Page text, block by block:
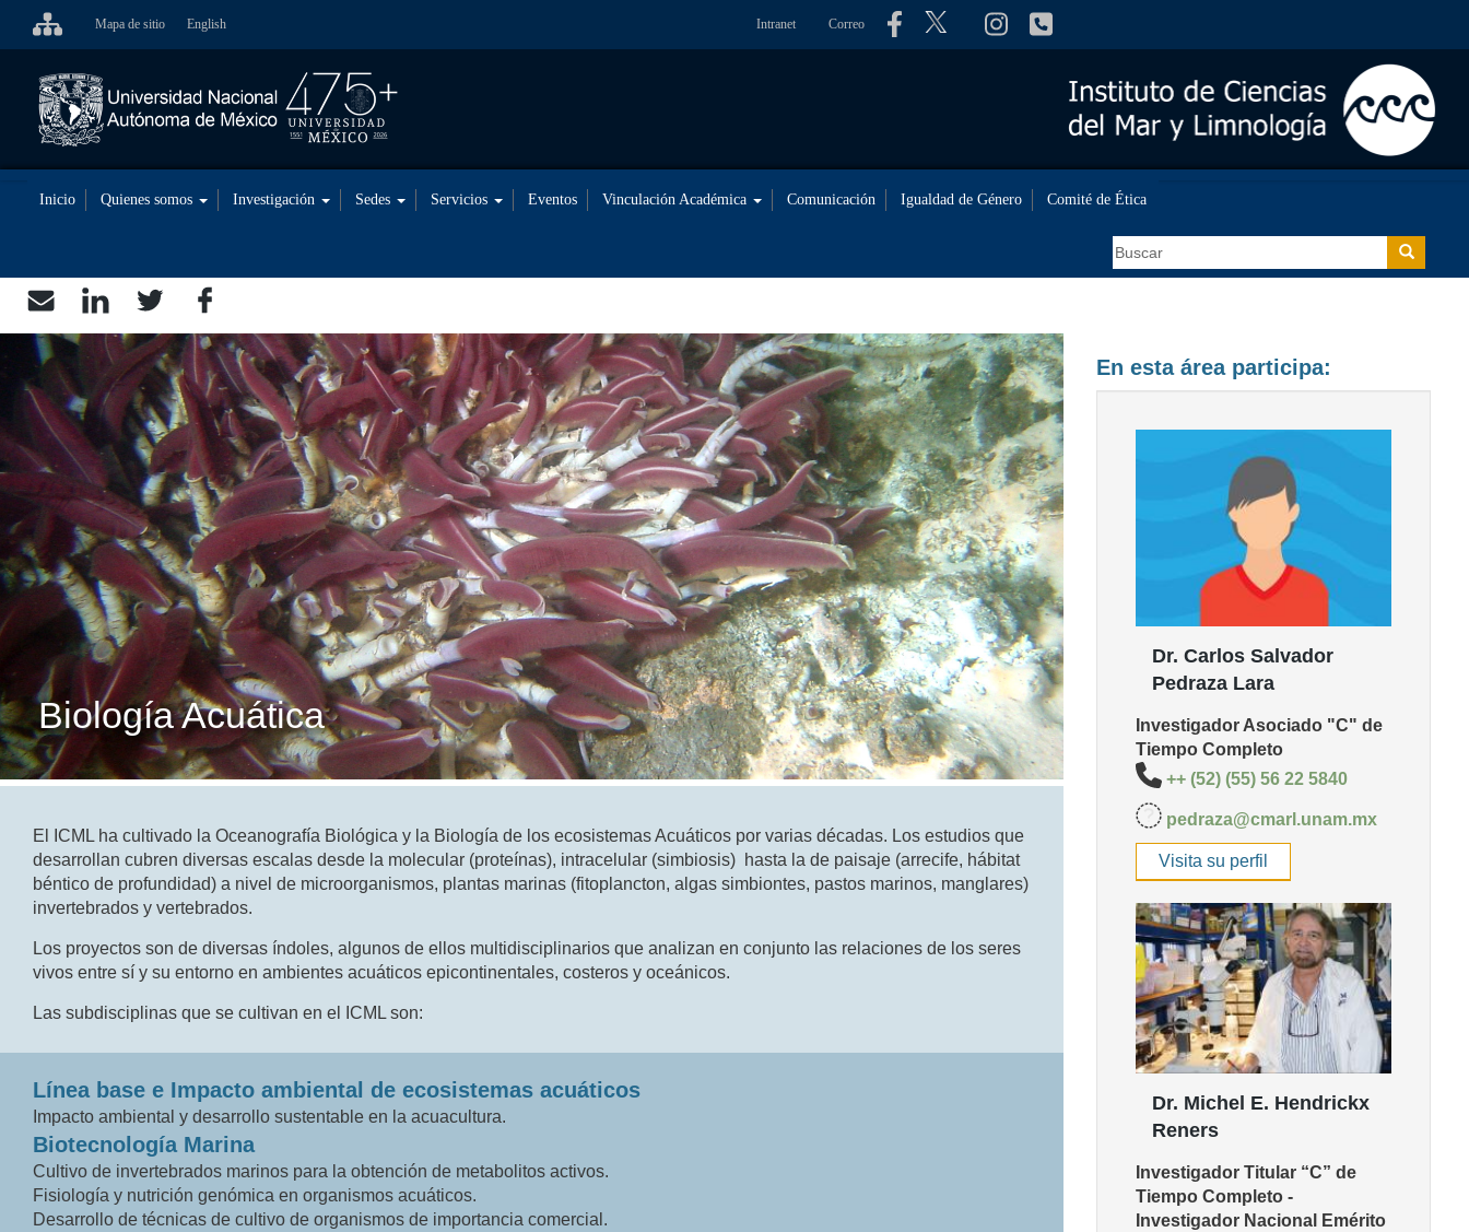
Pasar
principal
Mapa de sitio English Intranet Correo
Inicio Quienes somos Investigación Sedes Servicios Eventos Vinculación Académica Comunicación Igualdad de Género Comité de Ética
Buscar Buscar
Biología Acuática
El ICML ha cultivado la Oceanografía Biológica y la Biología de los ecosistemas Acuáticos por varias décadas. Los estudios que
desarrollan cubren diversas escalas desde la molecular (proteínas), intracelular (simbiosis) hasta la de paisaje (arrecife, hábitat
béntico de profundidad) a nivel de microorganismos, plantas marinas (fitoplancton, algas simbiontes, pastos marinos, manglares)
invertebrados y vertebrados.
Los proyectos son de diversas índoles, algunos de ellos multidisciplinarios que analizan en conjunto las relaciones de los seres
vivos entre sí y su entorno en ambientes acuáticos epicontinentales, costeros y oceánicos.
Las subdisciplinas que se cultivan en el ICML son:
Línea base e Impacto ambiental de ecosistemas acuáticos
Impacto ambiental y desarrollo sustentable en la acuacultura.
Biotecnología Marina
Cultivo de invertebrados marinos para la obtención de metabolitos activos.
Fisiología y nutrición genómica en organismos acuáticos.
Desarrollo de técnicas de cultivo de organismos de importancia comercial.
En esta área participa:
Dr. Carlos Salvador
Pedraza Lara
Investigador Asociado "C" de
Tiempo Completo
++ (52) (55) 56 22 5840
pedraza@cmarl.unam.mx
Visita su perfil
Dr. Michel E. Hendrickx
Reners
Investigador Titular “C” de
Tiempo Completo -
Investigador Nacional Emérito